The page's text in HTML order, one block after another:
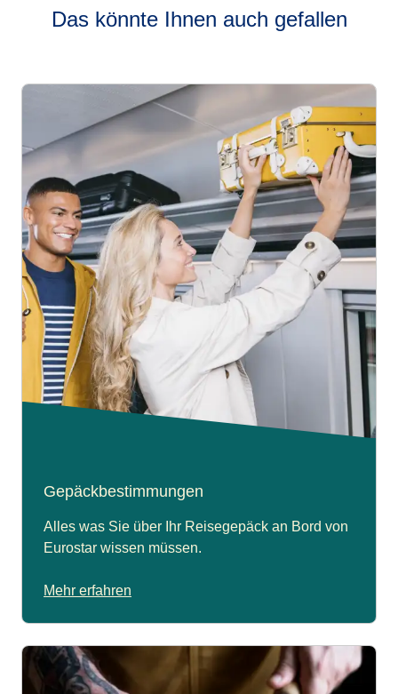
Das könnte Ihnen auch gefallen
Gepäckbestimmungen
Alles was Sie über Ihr Reisegepäck an Bord von
Eurostar wissen müssen.
Mehr erfahren